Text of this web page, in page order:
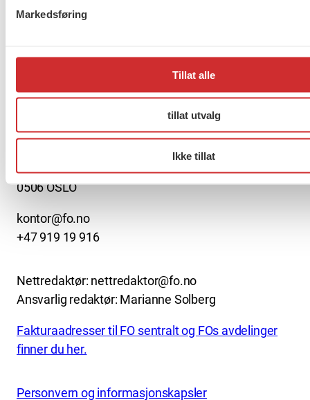
Markedsføring
Tillat alle
tillat utvalg
Ikke tillat
About us (English)
FO (Fellesorganisasjonen)
Pb. 4693 Sofienberg
0506 OSLO
kontor@fo.no
+47 919 19 916
Nettredaktør: nettredaktor@fo.no
Ansvarlig redaktør: Marianne Solberg
Fakturaadresser til FO sentralt og FOs avdelinger
finner du her.
Personvern og informasjonskapsler